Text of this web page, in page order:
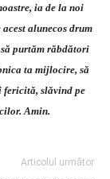
ia de la noi
alunecos drum
purtăm răbdători
ta mijlocire, să
fericită, slăvind pe
Amin.
Articolul următor